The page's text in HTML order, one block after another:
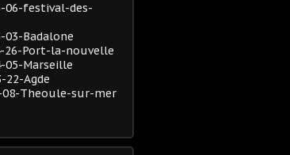
06-festival-des-
03-Badalone
26-Port-la-nouvelle
05-Marseille
22-Agde
Theoule-sur-mer